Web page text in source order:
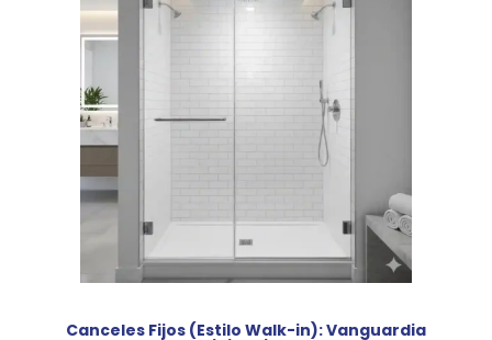
Canceles Fijos (Estilo Walk-in): Vanguardia